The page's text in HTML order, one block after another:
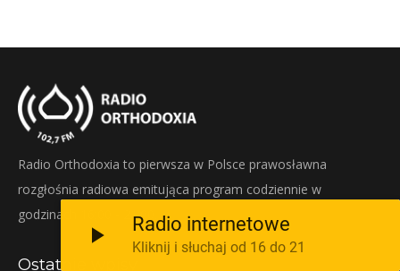
Radio Orthodoxia to pierwsza w Polsce prawosławna
rozgłośnia radiowa emitująca program codziennie w
godzinach 16:00 - 21:00.
Ostatnie wpisy
Radio internetowe
Kliknij i słuchaj od 16 do 21